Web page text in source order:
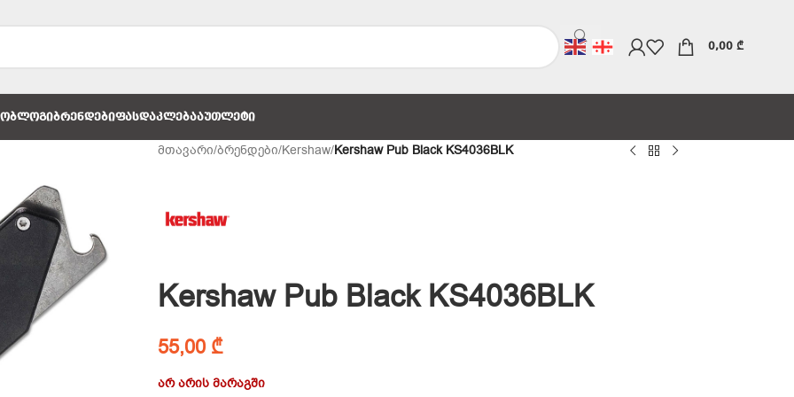
0,00 ₾
ᲑᲚᲝᲒᲘᲑᲠᲔᲜᲓᲔᲑᲘᲤᲐᲡᲓᲐᲙᲚᲔᲑᲐᲐᲣᲗᲚᲔᲢᲘ
მთავარი/ბრენდები/Kershaw/Kershaw Pub Black KS4036BLK
Kershaw Pub Black KS4036BLK
55,00 ₾
არ არის მარაგში